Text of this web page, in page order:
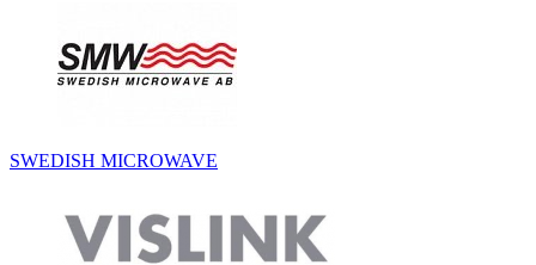
SWEDISH MICROWAVE